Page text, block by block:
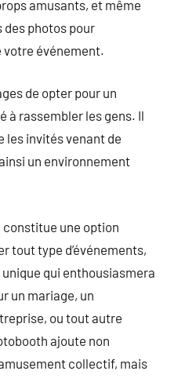
amusants, et même
des photos pour
votre événement.
de opter pour un
à rassembler les gens. Il
les invités venant de
un environnement
une option
tout type d’événements,
qui enthousiasmera
un mariage, un
ou tout autre
ajoute non
collectif, mais